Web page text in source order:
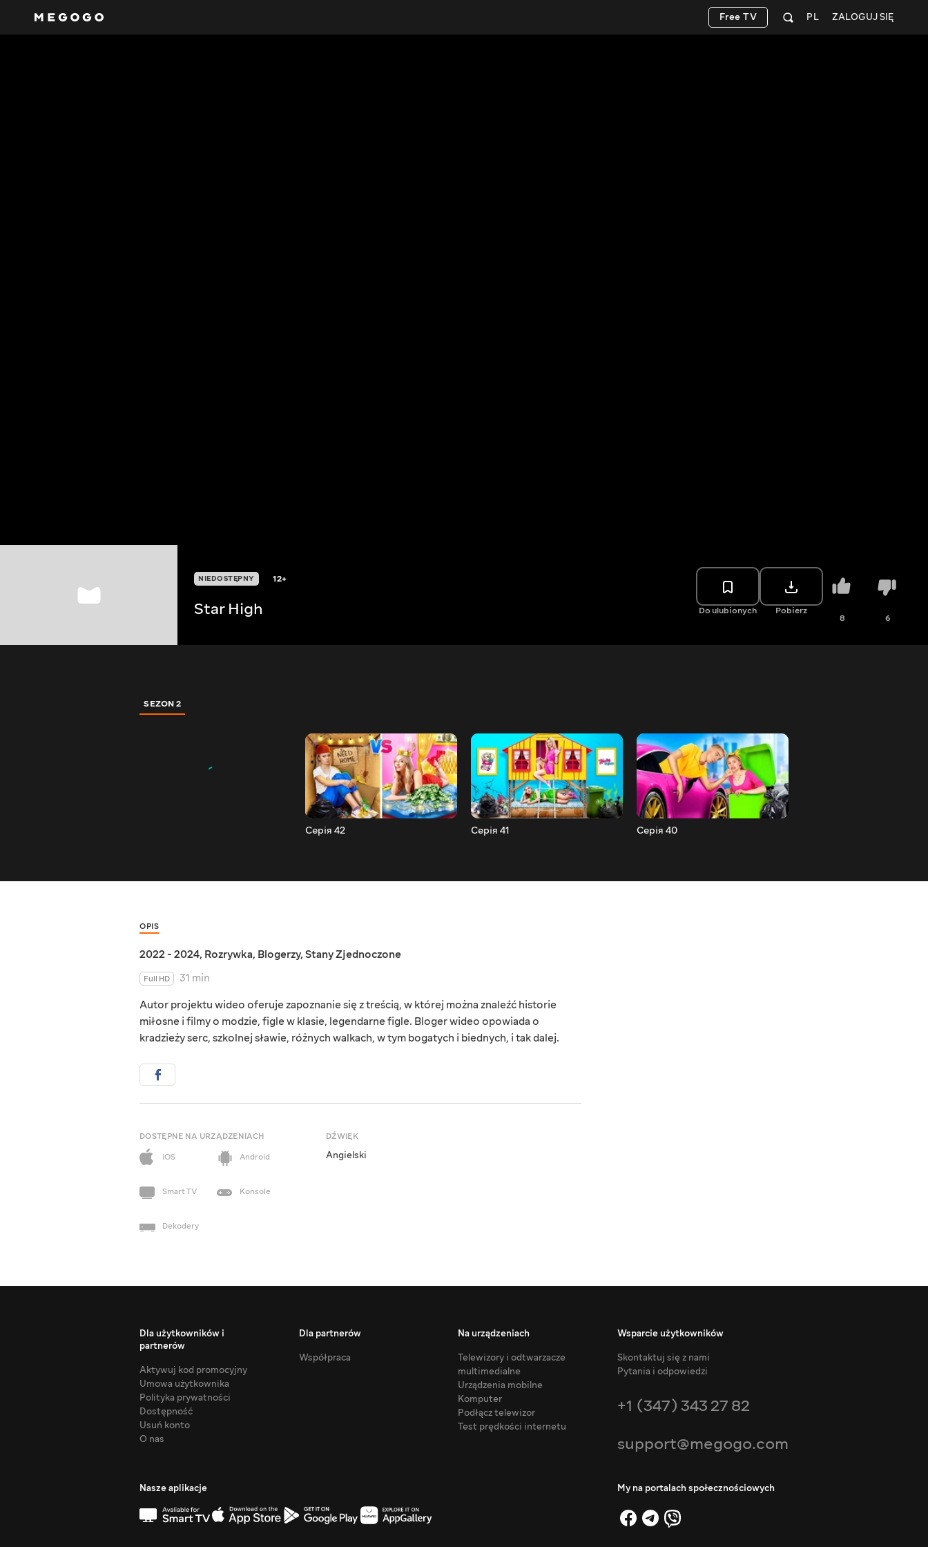
ZALOGUJ SIĘ
PL
Free TV
NIEDOSTĘPNY 12+
Star High Do ulubionych Pobierz
8 6
SEZON 2
Серія 42 Серія 41 Серія 40
OPIS
2022 - 2024, Rozrywka, Blogerzy, Stany Zjednoczone
Full HD
31 min
Autor projektu wideo oferuje zapoznanie się z treścią, w której można znaleźć historie
miłosne i filmy o modzie, figle w klasie, legendarne figle. Bloger wideo opowiada o
kradzieży serc, szkolnej sławie, różnych walkach, w tym bogatych i biednych, i tak dalej.
DOSTĘPNE NA URZĄDZENIACH
iOS
Android
Smart TV Konsole
Dekodery
DŹWIĘK
Angielski
Dla użytkowników i
partnerów
Aktywuj kod promocyjny
Umowa użytkownika
Polityka prywatności
Dostępność
Usuń konto
O nas
Dla partnerów
Współpraca
Na urządzeniach
Telewizory i odtwarzacze
multimedialne
Urządzenia mobilne
Komputer
Podłącz telewizor
Test prędkości internetu
Wsparcie użytkowników
Skontaktuj się z nami
Pytania i odpowiedzi
+1 (347) 343 27 82
support@megogo.com
Nasze aplikacje My na portalach społecznościowych